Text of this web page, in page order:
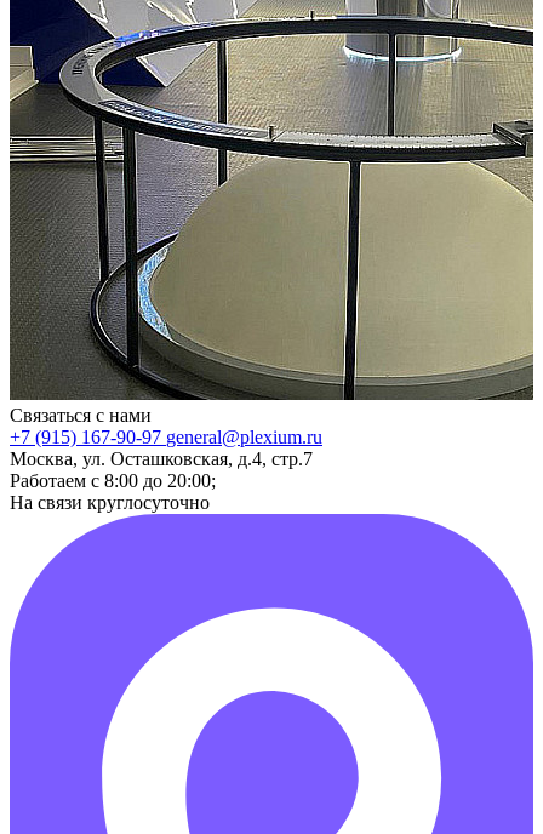
Связаться с нами
+7 (915) 167-90-97 general@plexium.ru
Москва, ул. Осташковская, д.4, стр.7
Работаем с 8:00 до 20:00;
На связи круглосуточно